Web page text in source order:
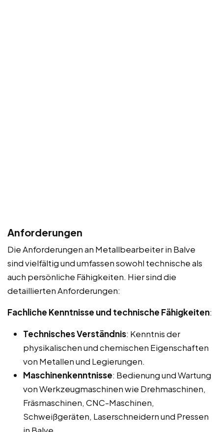
Anforderungen
Die Anforderungen an Metallbearbeiter in Balve
sind vielfältig und umfassen sowohl technische als
auch persönliche Fähigkeiten. Hier sind die
detaillierten Anforderungen:
Fachliche Kenntnisse und technische Fähigkeiten:
Technisches Verständnis: Kenntnis der
physikalischen und chemischen Eigenschaften
von Metallen und Legierungen.
Maschinenkenntnisse: Bedienung und Wartung
von Werkzeugmaschinen wie Drehmaschinen,
Fräsmaschinen, CNC-Maschinen,
Schweißgeräten, Laserschneidern und Pressen